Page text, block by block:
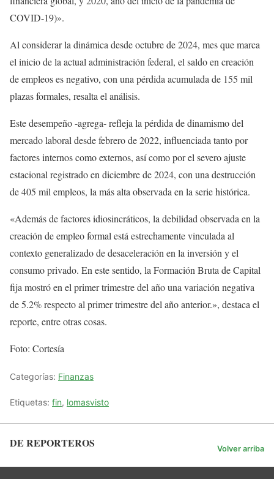
COVID-19)».
Al considerar la dinámica desde octubre de 2024, mes que marca
el inicio de la actual administración federal, el saldo en creación
de empleos es negativo, con una pérdida acumulada de 155 mil
plazas formales, resalta el análisis.
Este desempeño -agrega- refleja la pérdida de dinamismo del
mercado laboral desde febrero de 2022, influenciada tanto por
factores internos como externos, así como por el severo ajuste
estacional registrado en diciembre de 2024, con una destrucción
de 405 mil empleos, la más alta observada en la serie histórica.
«Además de factores idiosincráticos, la debilidad observada en la
creación de empleo formal está estrechamente vinculada al
contexto generalizado de desaceleración en la inversión y el
consumo privado. En este sentido, la Formación Bruta de Capital
fija mostró en el primer trimestre del año una variación negativa
de 5.2% respecto al primer trimestre del año anterior.», destaca el
reporte, entre otras cosas.
Foto: Cortesía
Categorías: Finanzas
Etiquetas: fin, lomasvisto
DE REPORTEROS Volver arriba